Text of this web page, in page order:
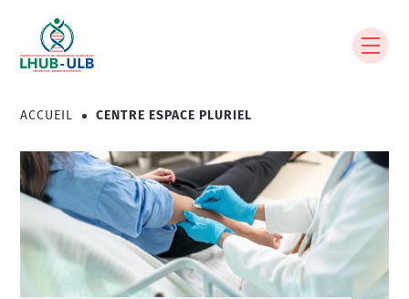
contenu
principal
Fil
d'Ariane
ACCUEIL CENTRE ESPACE PLURIEL
Image